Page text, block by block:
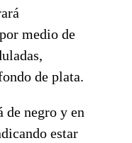
medio de
de plata.
negro y en
estar